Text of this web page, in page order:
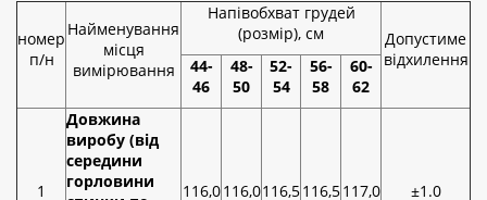
номер
п/н
Найменування
місця
вимірювання
Напівобхват грудей
(розмір), см
Допустиме
відхилення
44-
46
48-
50
52-
54
56-
58
60-
62
1
Довжина
виробу (від
середини
горловини
116,0116,0116,5116,5117,0 ±1.0